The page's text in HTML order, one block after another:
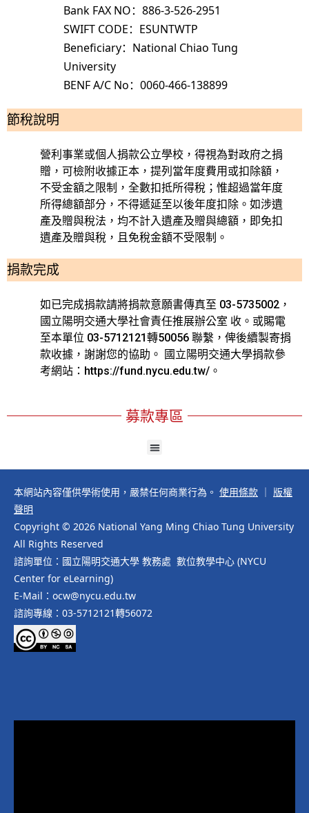
Bank FAX NO： 886-3-526-2951
SWIFT CODE： ESUNTWTP
Beneficiary： National Chiao Tung
University
BENF A/C No： 0060-466-138899
節稅說明
營利事業或個人捐款公立學校，得視為對政府之捐
贈，可檢附收據正本，提列當年度費用或扣除額，
不受金額之限制，全數扣抵所得稅；惟超過當年度
所得總額部分，不得遞延至以後年度扣除。如涉遺
產及贈與稅法，均不計入遺產及贈與總額，即免扣
遺產及贈與稅，且免稅金額不受限制。
捐款完成
如已完成捐款請將捐款意願書傳真至 03-5735002，
國立陽明交通大學社會責任推展辦公室 收。或賜電
至本單位 03-5712121轉50056 聯繫，俾後續製寄捐
款收據，謝謝您的協助。 國立陽明交通大學捐款參
考網站： https://fund.nycu.edu.tw/ 。
募款專區
本網站內容僅供學術使用，嚴禁任何商業行為。 使用條款
版權
聲明
Copyright © 2026 National Yang Ming Chiao Tung University
All Rights Reserved
諮詢單位：國立陽明交通大學 教務處 數位教學中心 (NYCU
Center for eLearning)
E-Mail：ocw@nycu.edu.tw
諮詢專線：03-5712121轉56072